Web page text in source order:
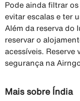
Pode ainda filtrar
evitar escalas e ter
Além da reserva do
reservar o
acessíveis. Reserve
segurança na
Mais sobre Índia